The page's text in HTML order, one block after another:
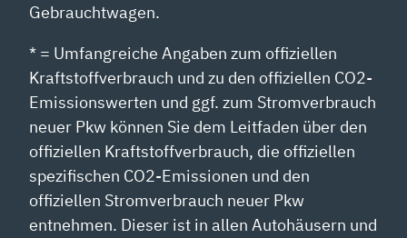
Gebrauchtwagen.
* = Umfangreiche Angaben zum offiziellen
Kraftstoffverbrauch und zu den offiziellen CO2-
Emissionswerten und ggf. zum Stromverbrauch
neuer Pkw können Sie dem Leitfaden über den
offiziellen Kraftstoffverbrauch, die offiziellen
spezifischen CO2-Emissionen und den
offiziellen Stromverbrauch neuer Pkw
entnehmen. Dieser ist in allen Autohäusern und